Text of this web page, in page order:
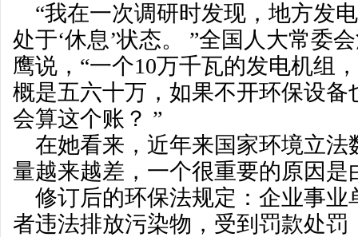
“我在一次调研时发现，地方发
处于‘休息’状态。 ”全国人大常委
鹰说，“一个10万千瓦的发电机组
概是五六十万，如果不开环保设备
会算这个账？ ”
在她看来，近年来国家环境立法
量越来越差，一个很重要的原因是
修订后的环保法规定：企业事业
者违法排放污染物，受到罚款处罚